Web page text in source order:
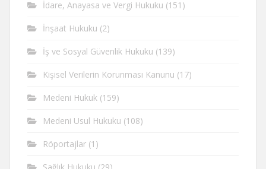
İdare, Anayasa ve Vergi Hukuku (151)
İnşaat Hukuku (2)
İş ve Sosyal Güvenlik Hukuku (139)
Kişisel Verilerin Korunması Kanunu (17)
Medeni Hukuk (159)
Medeni Usul Hukuku (108)
Röportajlar (1)